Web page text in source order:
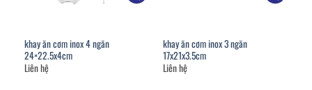
khay ăn cơm inox 4 ngăn
24×22.5x4cm
Liên hệ
khay ăn cơm inox 3 ngăn
17x21x3.5cm
Liên hệ